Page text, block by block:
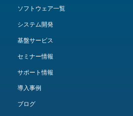
ソフトウェア一覧
システム開発
基盤サービス
セミナー情報
サポート情報
導入事例
ブログ